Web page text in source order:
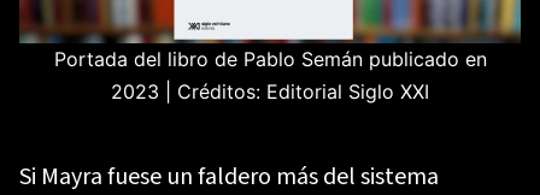
Portada del libro de Pablo Semán publicado en
2023 | Créditos: Editorial Siglo XXI
Si Mayra fuese un faldero más del sistema